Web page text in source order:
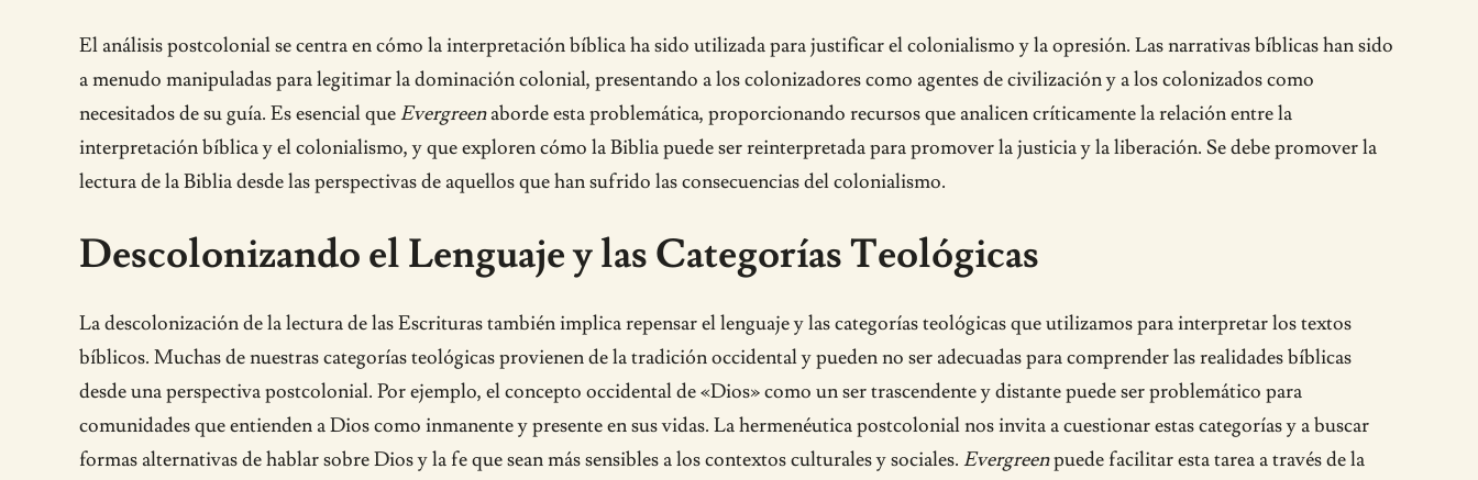
El análisis postcolonial se centra en cómo la interpretación bíblica ha sido utilizada para justificar el colonialismo y la opresión. Las narrativas bíblicas han sido
a menudo manipuladas para legitimar la dominación colonial, presentando a los colonizadores como agentes de civilización y a los colonizados como
necesitados de su guía. Es esencial queEvergreenaborde esta problemática, proporcionando recursos que analicen críticamente la relación entre la
interpretación bíblica y el colonialismo, y que exploren cómo la Biblia puede ser reinterpretada para promover la justicia y la liberación. Se debe promover la
lectura de la Biblia desde las perspectivas de aquellos que han sufrido las consecuencias del colonialismo.
Descolonizando el Lenguaje y las Categorías Teológicas
La descolonización de la lectura de las Escrituras también implica repensar el lenguaje y las categorías teológicas que utilizamos para interpretar los textos
bíblicos. Muchas de nuestras categorías teológicas provienen de la tradición occidental y pueden no ser adecuadas para comprender las realidades bíblicas
desde una perspectiva postcolonial. Por ejemplo, el concepto occidental de «Dios» como un ser trascendente y distante puede ser problemático para
comunidades que entienden a Dios como inmanente y presente en sus vidas. La hermenéutica postcolonial nos invita a cuestionar estas categorías y a buscar
formas alternativas de hablar sobre Dios y la fe que sean más sensibles a los contextos culturales y sociales. Evergreenpuede facilitar esta tarea a través de la